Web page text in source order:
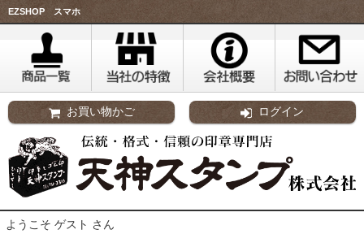
EZSHOP スマホ
お買い物かご ログイン
ようこそ ゲスト さん